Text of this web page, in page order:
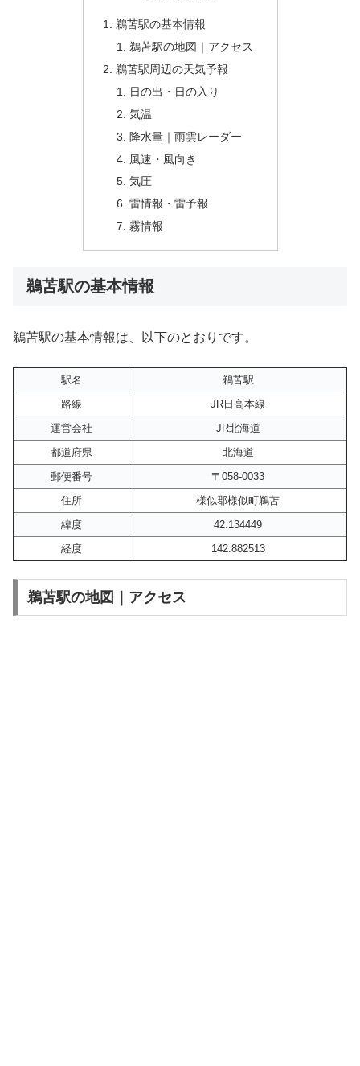
鵜苫駅の基本情報
鵜苫駅の地図｜アクセス
鵜苫駅周辺の天気予報
日の出・日の入り
気温
降水量｜雨雲レーダー
風速・風向き
気圧
雷情報・雷予報
霧情報
鵜苫駅の基本情報
鵜苫駅の基本情報は、以下のとおりです。
駅名
鵜苫駅
路線
JR日高本線
運営会社
JR北海道
都道府県
北海道
郵便番号
〒058-0033
住所
様似郡様似町鵜苫
緯度
42.134449
経度
142.882513
鵜苫駅の地図｜アクセス